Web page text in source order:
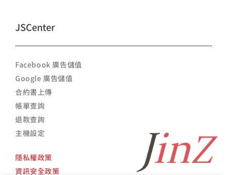
JSCenter
Facebook 廣告儲值
Google 廣告儲值
合約書上傳
帳單查詢
退款查詢
主機設定
隱私權政策
資訊安全政策